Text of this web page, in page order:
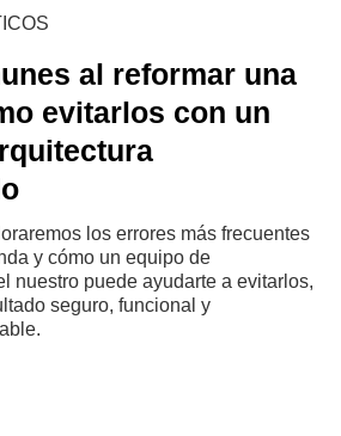
al reformar una
evitarlos con un
los errores más frecuentes
y cómo un equipo de
nuestro puede ayudarte a evitarlos,
seguro, funcional y